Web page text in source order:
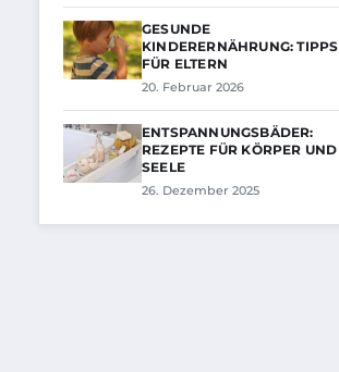
GESUNDE
KINDERERNÄHRUNG: TIPPS
FÜR ELTERN
20. Februar 2026
ENTSPANNUNGSBÄDER:
REZEPTE FÜR KÖRPER UND
SEELE
26. Dezember 2025